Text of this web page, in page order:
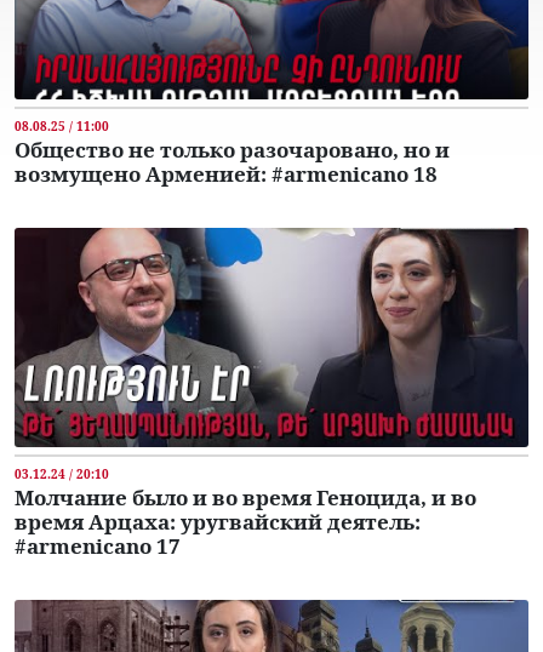
08.08.25 / 11:00
Общество не только разочаровано, но и
возмущено Арменией: #armenicano 18
03.12.24 / 20:10
Молчание было и во время Геноцида, и во
время Арцаха: уругвайский деятель:
#armenicano 17